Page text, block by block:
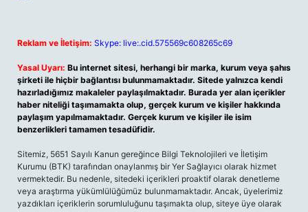
Reklam ve İletişim: Skype: live:.cid.575569c608265c69
Yasal Uyarı: Bu internet sitesi, herhangi bir marka, kurum veya şahıs
şirketi ile hiçbir bağlantısı bulunmamaktadır. Sitede yalnızca kendi
hazırladığımız makaleler paylaşılmaktadır. Burada yer alan içerikler
haber niteliği taşımamakta olup, gerçek kurum ve kişiler hakkında
paylaşım yapılmamaktadır. Gerçek kurum ve kişiler ile isim
benzerlikleri tamamen tesadüfidir.
Sitemiz, 5651 Sayılı Kanun gereğince Bilgi Teknolojileri ve İletişim
Kurumu (BTK) tarafından onaylanmış bir Yer Sağlayıcı olarak hizmet
vermektedir. Bu nedenle, sitedeki içerikleri proaktif olarak denetleme
veya araştırma yükümlülüğümüz bulunmamaktadır. Ancak, üyelerimiz
yazdıkları içeriklerin sorumluluğunu taşımakta olup, siteye üye olarak